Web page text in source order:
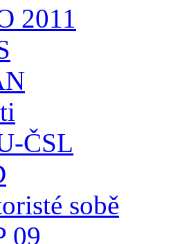
2011
ČSL
sobě
09